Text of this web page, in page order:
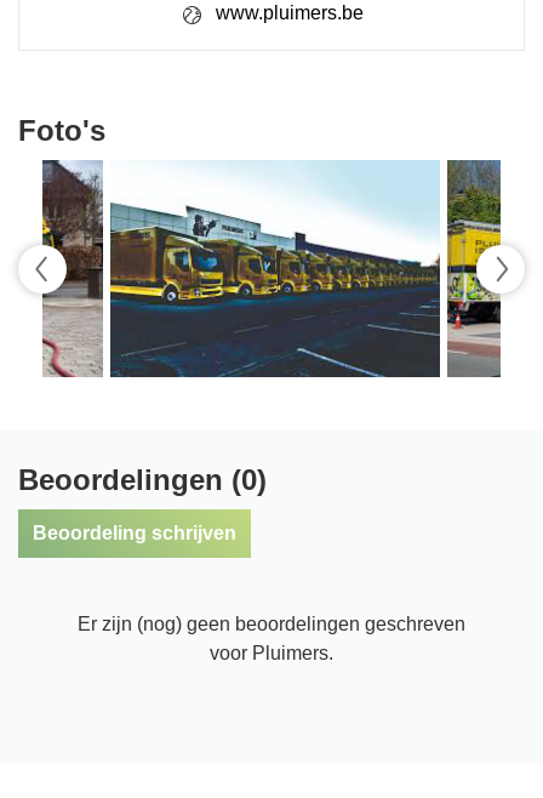
www.pluimers.be
Foto's
Beoordelingen (0)
Beoordeling schrijven
Er zijn (nog) geen beoordelingen geschreven
voor Pluimers.